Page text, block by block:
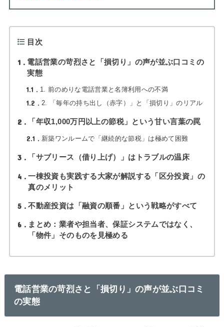
目次
1
電話営業の苛烈さと「損切り」の声が並ぶ口コミの
実態
1.1 1. 前のめりな電話営業と名簿利用への不満
1.2 2. 「毎年の持ち出し（赤字）」と「損切り」のリアル
2 「年収1,000万円以上の節税」という甘い言葉の罠
2.1 新築ワンルームで「継続的な節税」は極めて困難
3 「サブリース（借り上げ）」はトラブルの温床
4
一棟投資も実践する大家が解説する「区分投資」の
真のメリット
5 不動産投資は「融資の順番」という戦略がすべて
6
まとめ：業者や担当者、保証システムではなく、
「物件」そのものを見極める
電話営業の苛烈さと「損切り」の声が並ぶ口コミ
の実態